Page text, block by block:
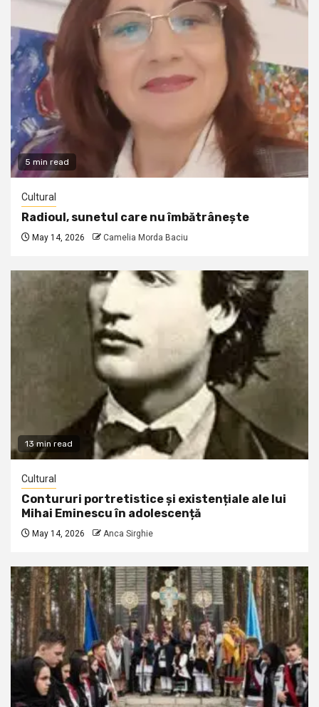
5 min read
Cultural
Radioul, sunetul care nu îmbătrânește
May 14, 2026 Camelia Morda Baciu
13 min read
Cultural
Contururi portretistice și existențiale ale lui
Mihai Eminescu în adolescență
May 14, 2026 Anca Sirghie